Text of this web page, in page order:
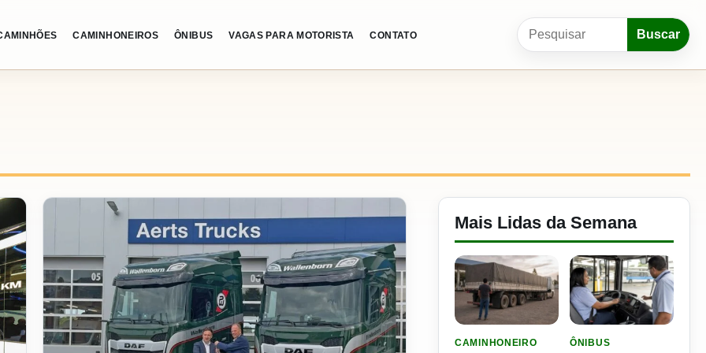
CAMINHONEIROS ÔNIBUS VAGAS PARA MOTORISTA CONTATO
Pesquisar por:
Buscar
Mais Lidas da Semana
CAMINHONEIRO
ÔNIBUS